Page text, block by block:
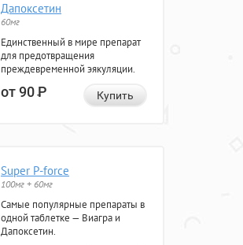
Дапоксетин
60мг
Единственный в мире препарат
для предотвращения
преждевременной эякуляции.
от 90Р Купить
Super P-force
100мг + 60мг
Самые популярные препараты в
одной таблетке — Виагра и
Дапоксетин.